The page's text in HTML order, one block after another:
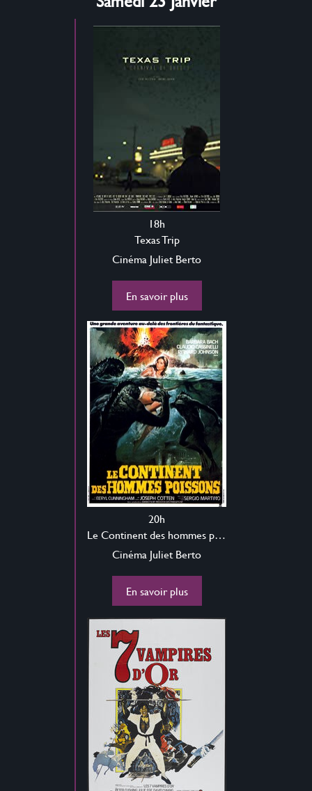
18h
Texas Trip
Cinéma Juliet Berto
En savoir plus
20h
Le Continent des hommes poissons
Cinéma Juliet Berto
En savoir plus